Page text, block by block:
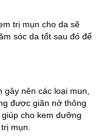
trị mụn cho da sẽ
sóc da tốt sau đó để
nên các loại mun,
được giãn nở thông
cho kem dưỡng
mụn.